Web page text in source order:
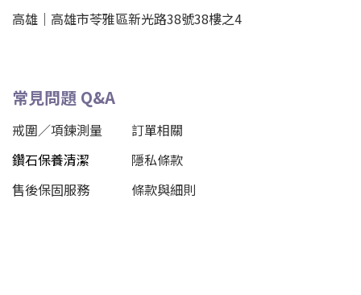
高雄｜ 高雄市苓雅區新光路38號38樓之4
常見問題 Q&A
戒圍／項鍊測量
訂單相關
鑽石保養清潔
隱私條款
售後保固服務
條款與細則